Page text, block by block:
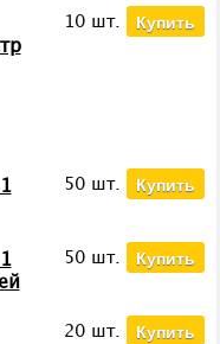
10 шт. Купить
50 шт. Купить
50 шт. Купить
20 шт. Купить